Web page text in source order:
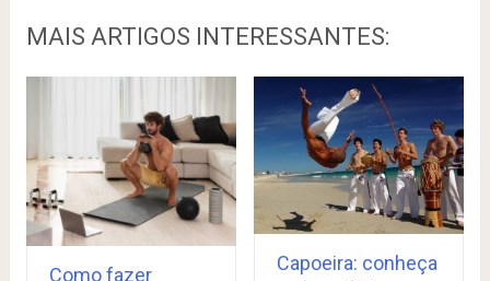
MAIS ARTIGOS INTERESSANTES:
Como fazer
Capoeira: conheça